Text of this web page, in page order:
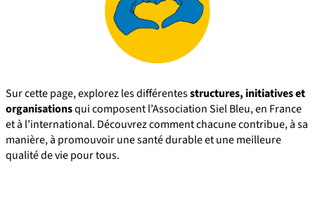
Sur cette page, explorez les différentesstructures, initiatives et
organisationsqui composent l’Association Siel Bleu, en France
et à l’international. Découvrez comment chacune contribue, à sa
manière, à promouvoir une santé durable et une meilleure
qualité de vie pour tous.